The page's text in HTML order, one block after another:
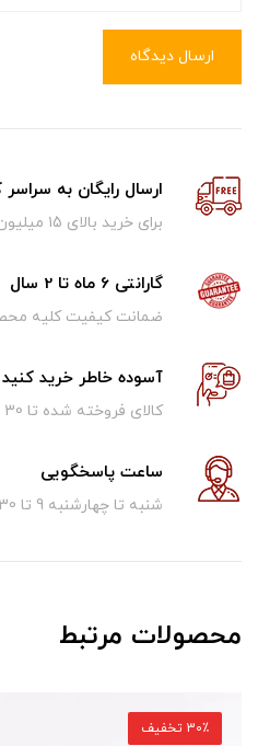
ارسال دیدگاه
ارسال رایگان به
برای خرید بالای ۱5 میلیون تومان
گارانتی 6 ماه تا 2 سال
ضمانت کیفیت کلیه
آسوده خاطر خرید کنید
کالای فروخته شده تا 30 روز با احترام پس گرفته می شود.
ساعت پاسخگویی
شنبه تا چهارشنبه 9 تا 16.30
محصولات مرتبط
30٪ تخفیف